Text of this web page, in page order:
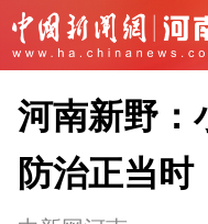
河南新野：
防治正当时